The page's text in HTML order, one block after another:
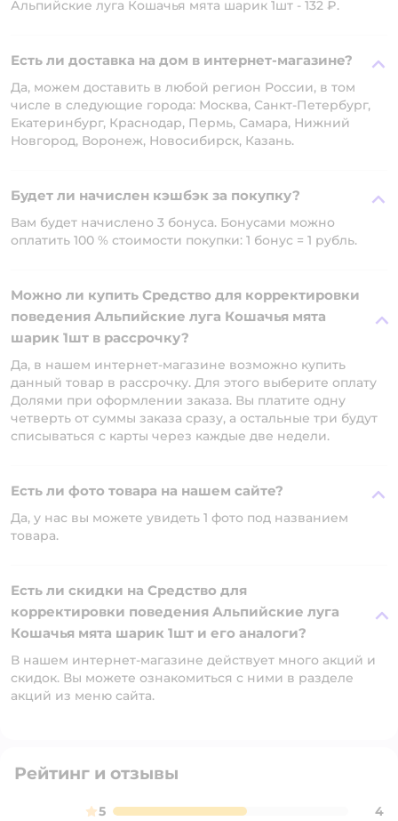
Альпийские луга Кошачья мята шарик 1шт - 132 ₽.
Есть ли доставка на дом в интернет-магазине?
Да, можем доставить в любой регион России, в том
числе в следующие города: Москва, Санкт-Петербург,
Екатеринбург, Краснодар, Пермь, Самара, Нижний
Новгород, Воронеж, Новосибирск, Казань.
Будет ли начислен кэшбэк за покупку?
Вам будет начислено 3 бонуса. Бонусами можно
оплатить 100 % стоимости покупки: 1 бонус = 1 рубль.
Можно ли купить Средство для корректировки
поведения Альпийские луга Кошачья мята
шарик 1шт в рассрочку?
Да, в нашем интернет-магазине возможно купить
данный товар в рассрочку. Для этого выберите оплату
Долями при оформлении заказа. Вы платите одну
четверть от суммы заказа сразу, а остальные три будут
списываться с карты через каждые две недели.
Есть ли фото товара на нашем сайте?
Да, у нас вы можете увидеть 1 фото под названием
товара.
Есть ли скидки на Средство для
корректировки поведения Альпийские луга
Кошачья мята шарик 1шт и его аналоги?
В нашем интернет-магазине действует много акций и
скидок. Вы можете ознакомиться с ними в разделе
акций из меню сайта.
Рейтинг и отзывы
5
4